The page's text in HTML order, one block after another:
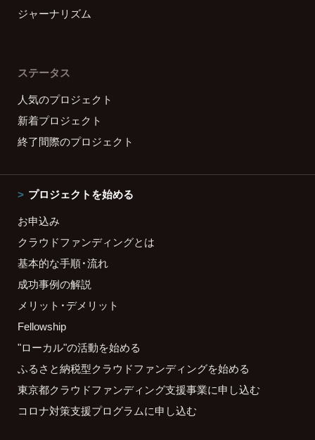
ジャーナリズム
ステータス
人気のプロジェクト
新着プロジェクト
終了間際のプロジェクト
プロジェクトを始める
お申込み
クラウドファンディングとは
基本的な手順・流れ
成功事例の解説
メリット・デメリット
Fellowship
"ローカル"の活動を始める
ふるさと納税型クラウドファンディングを始める
東京都クラウドファンディング支援事業に申し込む
コロナ対策支援プログラムに申し込む